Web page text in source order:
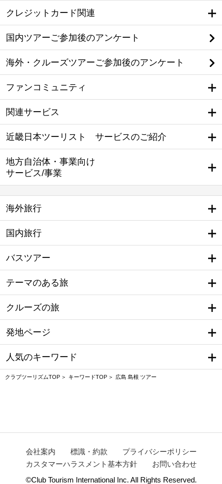
クレジットカード関連
国内ツアーご参加後のアンケート
海外・クルーズツアーご参加後のアンケート
ファンコミュニティ
関連サービス
近畿日本ツーリスト サービスのご紹介
地方自治体・事業向け
サービス/事業
海外旅行
国内旅行
バスツアー
テーマのある旅
クルーズの旅
発地ページ
人気のキーワード
クラブツーリズムTOP キーワードTOP 広島 島根 ツアー
会社案内 標識・約款
プライバシーポリシー
カスタマーハラスメント基本方針
お問い合わせ
©Club Tourism International Inc. All Rights Reserved.